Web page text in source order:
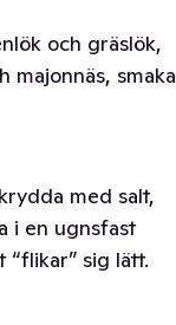
och gräslök,
majonnäs, smaka
med salt,
i en ugnsfast
sig lätt.